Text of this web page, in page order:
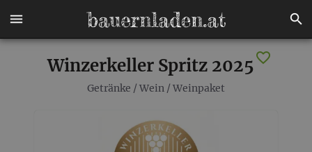
Winzerkeller Spritz 2025
Getränke / Wein / Weinpaket